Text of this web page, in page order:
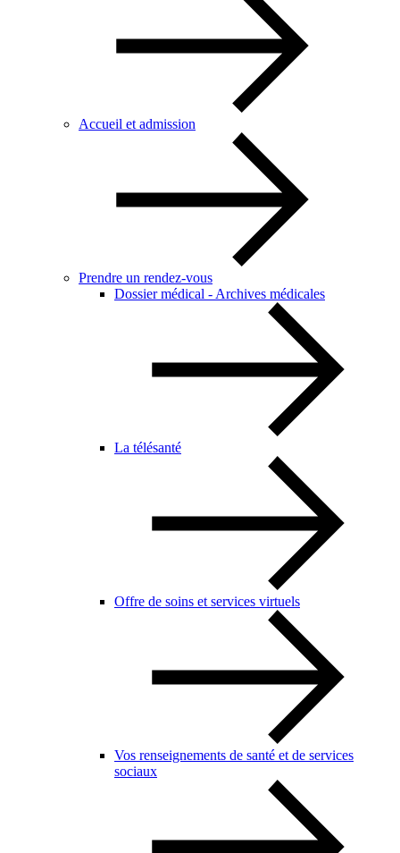
Accueil et admission
Prendre un rendez-vous
Dossier médical - Archives médicales
La télésanté
Offre de soins et services virtuels
Vos renseignements de santé et de services
sociaux